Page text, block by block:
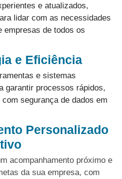
e atualizados,
lidar com as necessidades
empresas de todos os
e Eficiência
e sistemas
garantir processos rápidos,
segurança de dados em
Personalizado
acompanhamento próximo e
da sua empresa, com